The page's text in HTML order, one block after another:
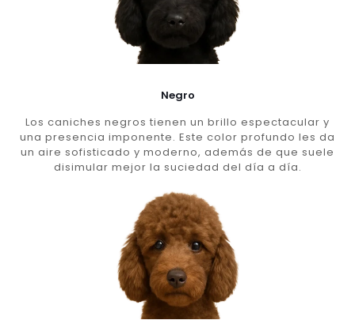
Negro
Los caniches negros tienen un brillo espectacular y
una presencia imponente. Este color profundo les da
un aire sofisticado y moderno, además de que suele
disimular mejor la suciedad del día a día.